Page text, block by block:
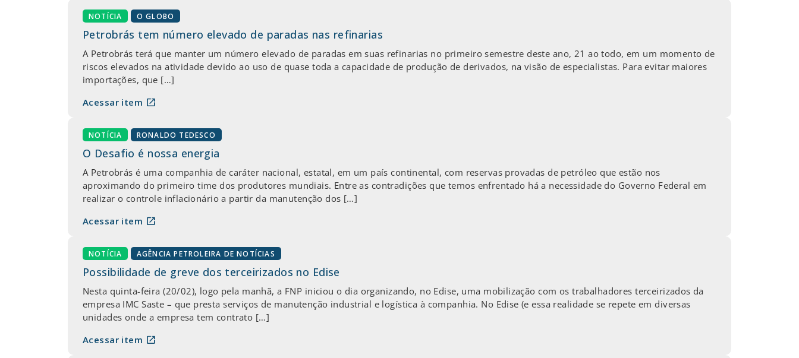
NOTÍCIA O GLOBO
Petrobrás tem número elevado de paradas nas refinarias
A Petrobrás terá que manter um número elevado de paradas em suas refinarias no primeiro semestre deste ano, 21 ao todo, em um momento de
riscos elevados na atividade devido ao uso de quase toda a capacidade de produção de derivados, na visão de especialistas. Para evitar maiores
importações, que […]
Acessar item open_in_new
NOTÍCIA RONALDO TEDESCO
O Desafio é nossa energia
A Petrobrás é uma companhia de caráter nacional, estatal, em um país continental, com reservas provadas de petróleo que estão nos
aproximando do primeiro time dos produtores mundiais. Entre as contradições que temos enfrentado há a necessidade do Governo Federal em
realizar o controle inflacionário a partir da manutenção dos […]
Acessar item open_in_new
NOTÍCIA AGÊNCIA PETROLEIRA DE NOTÍCIAS
Possibilidade de greve dos terceirizados no Edise
Nesta quinta-feira (20/02), logo pela manhã, a FNP iniciou o dia organizando, no Edise, uma mobilização com os trabalhadores terceirizados da
empresa IMC Saste – que presta serviços de manutenção industrial e logística à companhia. No Edise (e essa realidade se repete em diversas
unidades onde a empresa tem contrato […]
Acessar item open_in_new